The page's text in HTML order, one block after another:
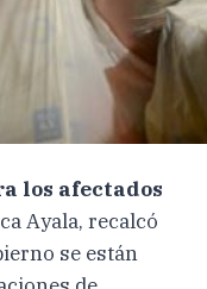
los afectados
Ayala, recalcó
se están